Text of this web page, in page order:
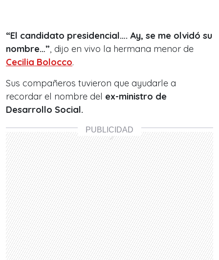
“El candidato presidencial…. Ay, se me olvidó su
nombre…”, dijo en vivo la hermana menor de
Cecilia Bolocco.
Sus compañeros tuvieron que ayudarle a
recordar el nombre del ex-ministro de
Desarrollo Social.